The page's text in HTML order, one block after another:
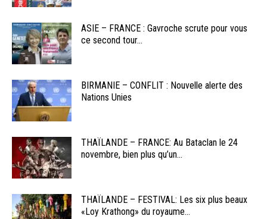
ASIE – FRANCE : Gavroche scrute pour vous
ce second tour...
BIRMANIE – CONFLIT : Nouvelle alerte des
Nations Unies
THAÏLANDE – FRANCE: Au Bataclan le 24
novembre, bien plus qu’un...
THAÏLANDE – FESTIVAL: Les six plus beaux
«Loy Krathong» du royaume...